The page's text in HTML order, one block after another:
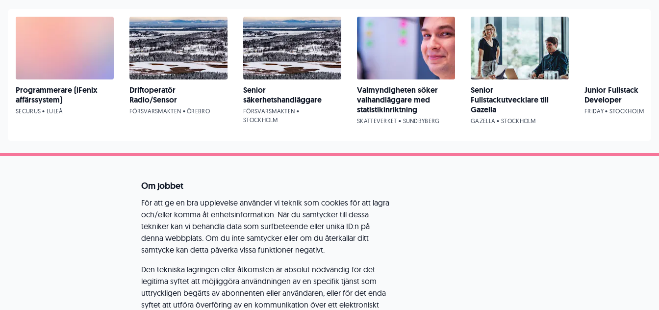
Om jobbet
För att ge en bra upplevelse använder vi teknik som cookies för att lagra
och/eller komma åt enhetsinformation. När du samtycker till dessa
tekniker kan vi behandla data som surfbeteende eller unika ID:n på
denna webbplats. Om du inte samtycker eller om du återkallar ditt
samtycke kan detta påverka vissa funktioner negativt.
Den tekniska lagringen eller åtkomsten är absolut nödvändig för det
legitima syftet att möjliggöra användningen av en specifik tjänst som
uttryckligen begärts av abonnenten eller användaren, eller för det enda
syftet att utföra överföring av en kommunikation över ett elektroniskt
Programmerare (iFenix
affärssystem)
SECURUS • LULEÅ
Driftoperatör
Radio/Sensor
FÖRSVARSMAKTEN • ÖREBRO
Senior
säkerhetshandläggare
FÖRSVARSMAKTEN •
STOCKHOLM
Valmyndigheten söker
valhandläggare med
statistikinriktning
SKATTEVERKET • SUNDBYBERG
Senior
Fullstackutvecklare till
Gazella
GAZELLA • STOCKHOLM
Junior Fullstack
Developer
FRIDAY • STOCKHOLM